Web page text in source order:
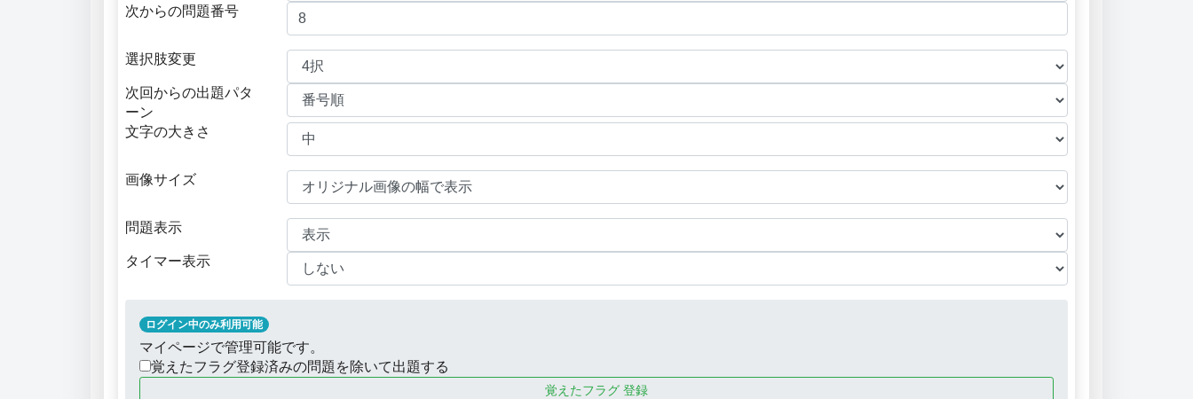
次からの問題番号
選択肢変更
次回からの出題パタ
ーン
文字の大きさ
画像サイズ
問題表示
タイマー表示
ログイン中のみ利用可能
マイページで管理可能です。
覚えたフラグ登録済みの問題を除いて出題する
覚えたフラグ 登録